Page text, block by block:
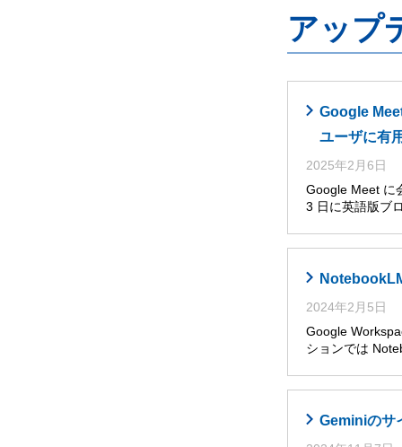
アップ
Google
ユーザに有
2025年2月6日
Google Meet に
3 日に英語版ブ
2024年2月5日
Google
ションでは
Geminiのサ